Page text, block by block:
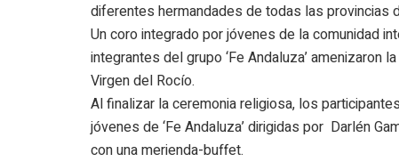
diferentes hermandades de todas las provincias
Un coro integrado por jóvenes de la comunidad
integrantes del grupo ‘Fe Andaluza’
Virgen del Rocío.
Al finalizar la ceremonia religiosa, los
jóvenes de ‘Fe Andaluza’ dirigidas por Darlén
con una merienda-buffet.